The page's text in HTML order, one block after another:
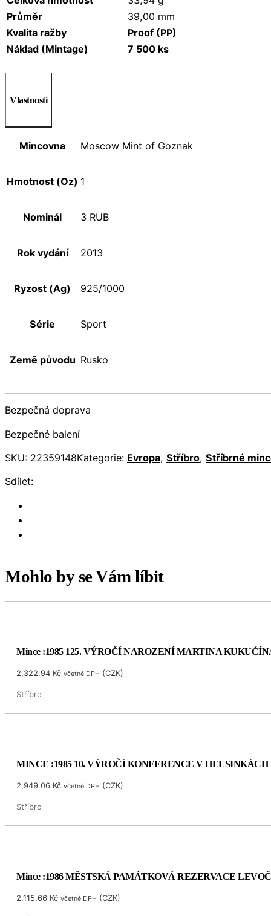
Průměr
39,00 mm
Kvalita ražby
Proof (PP)
Náklad (Mintage)
7 500 ks
Vlastnosti
Mincovna Moscow Mint of Goznak
Hmotnost (Oz) 1
Nominál 3 RUB
Rok vydání 2013
Ryzost (Ag) 925/1000
Série Sport
Země původu Rusko
Bezpečná doprava
Bezpečné balení
SKU: 22359148Kategorie: Evropa, Stříbro, Stříbrné
Sdílet:
Mohlo by se Vám líbit
Mince :1985 125. VÝROČÍ NAROZENÍ MARTINA
2,322.94 Kč včetně DPH (CZK)
Stříbro
MINCE :1985 10. VÝROČÍ KONFERENCE V HELSINKÁCH
2,949.06 Kč včetně DPH (CZK)
Stříbro
Mince :1986 MĚSTSKÁ PAMÁTKOVÁ REZERVACE
2,115.66 Kč včetně DPH (CZK)